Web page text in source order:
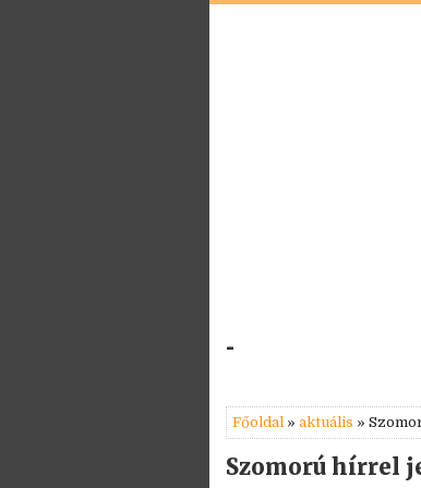
-
Főoldal » aktuális »
Szomorú hírrel